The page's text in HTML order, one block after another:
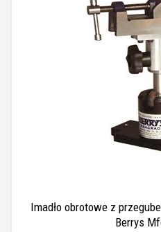
Imadło obrotowe z
Berrys